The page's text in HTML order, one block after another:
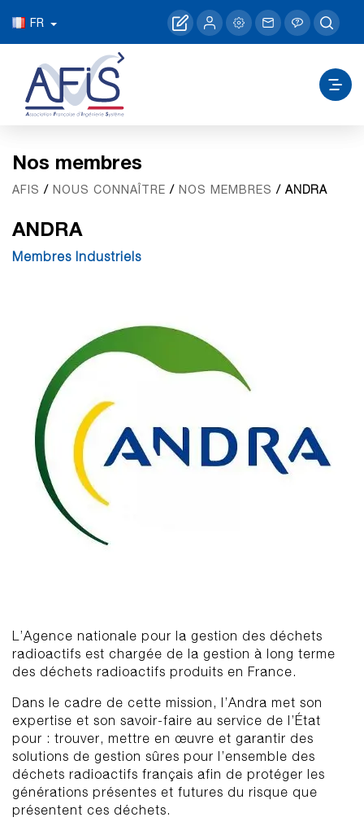
FR
Nos membres
AFIS / NOUS CONNAÎTRE / NOS MEMBRES / ANDRA
ANDRA
Membres Industriels
L’Agence nationale pour la gestion des déchets
radioactifs est chargée de la gestion à long terme
des déchets radioactifs produits en France.
Dans le cadre de cette mission, l’Andra met son
expertise et son savoir-faire au service de l’État
pour : trouver, mettre en œuvre et garantir des
solutions de gestion sûres pour l’ensemble des
déchets radioactifs français afin de protéger les
générations présentes et futures du risque que
présentent ces déchets.